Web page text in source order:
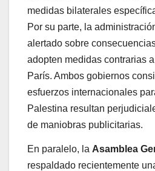
medidas bilaterales
Por su parte, la
alertado sobre
adopten medidas contrarias
París. Ambos gobiernos
esfuerzos internacionales
Palestina resultan
de maniobras publicitarias.
En paralelo, la Asamblea
respaldado recientemente